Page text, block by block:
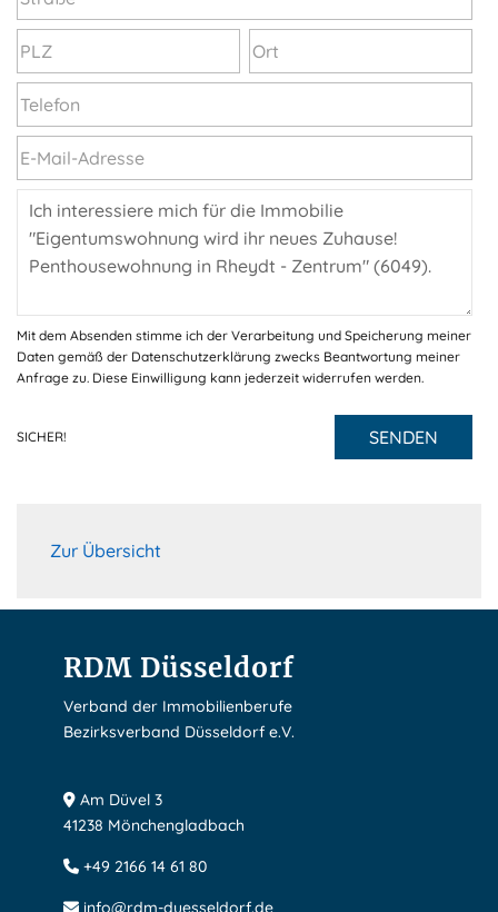
Mit dem Absenden stimme ich der Verarbeitung und Speicherung meiner
Daten gemäß der Datenschutzerklärung zwecks Beantwortung meiner
Anfrage zu. Diese Einwilligung kann jederzeit widerrufen werden.
SICHER! SENDEN
Zur Übersicht
RDM Düsseldorf
Verband der Immobilienberufe
Bezirksverband Düsseldorf e.V.
Am Düvel 3
41238 Mönchengladbach
+49 2166 14 61 80